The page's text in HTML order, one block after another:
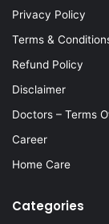
Privacy Policy
Terms &
Refund Policy
Disclaimer
Doctors – Terms
Career
Home Care
Categories